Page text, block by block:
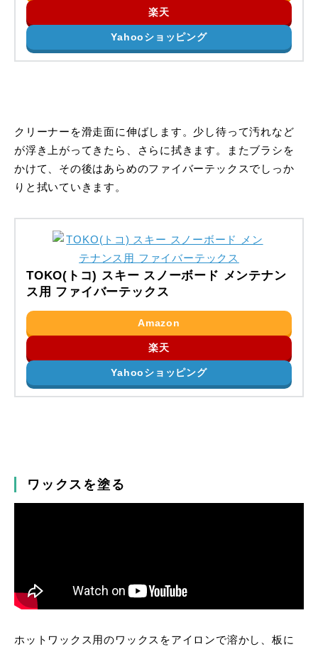
楽天
Yahooショッピング
クリーナーを滑走面に伸ばします。少し待って汚れなど
が浮き上がってきたら、さらに拭きます。またブラシを
かけて、その後はあらめのファイバーテックスでしっか
りと拭いていきます。
TOKO(トコ) スキー スノーボード メンテナン
ス用 ファイバーテックス
Amazon
楽天
Yahooショッピング
ワックスを塗る
ホットワックス用のワックスをアイロンで溶かし、板に